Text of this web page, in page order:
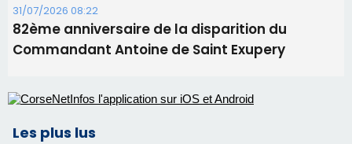
31/07/2026 08:22
82ème anniversaire de la disparition du
Commandant Antoine de Saint Exupery
Les plus lus